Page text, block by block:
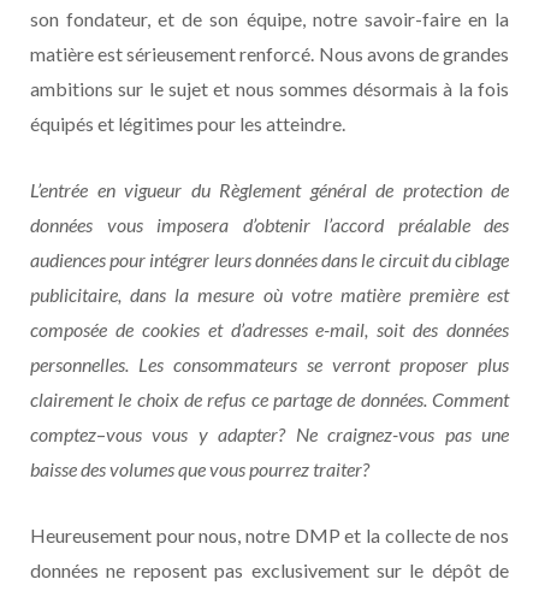
son fondateur, et de son équipe, notre savoir-faire en la
matière est sérieusement renforcé. Nous avons de grandes
ambitions sur le sujet et nous sommes désormais à la fois
équipés et légitimes pour les atteindre.
L’entrée en vigueur du Règlement général de protection de
données vous imposera d’obtenir l’accord préalable des
audiences pour intégrer leurs données dans le circuit du ciblage
publicitaire, dans la mesure où votre matière première est
composée de cookies et d’adresses e-mail, soit des données
personnelles. Les consommateurs se verront proposer plus
clairement le choix de refus ce partage de données. Comment
comptez–vous vous y adapter? Ne craignez-vous pas une
baisse des volumes que vous pourrez traiter?
Heureusement pour nous, notre DMP et la collecte de nos
données ne reposent pas exclusivement sur le dépôt de